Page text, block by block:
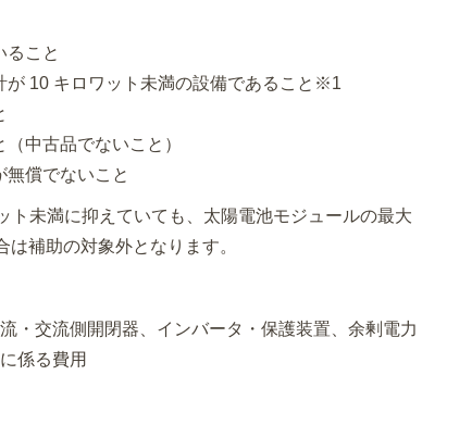
ること
が 10 キロワット未満の設備であること※1
中古品でないこと）
無償でないこと
未満に抑えていても、太陽電池モジュールの最大
補助の対象外となります。
・交流側開閉器、インバータ・保護装置、余剰電力
係る費用